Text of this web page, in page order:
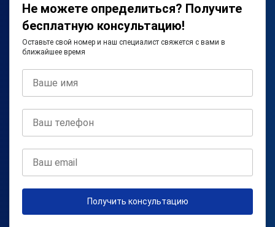
Не можете определиться? Получите
бесплатную консультацию!
Оставьте свой номер и наш специалист свяжется с вами в
ближайшее время
Получить консультацию